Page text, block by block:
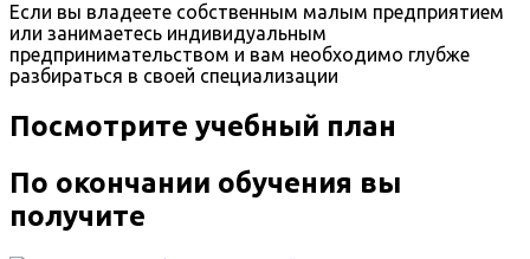
Если вы владеете собственным малым предприятием
или занимаетесь индивидуальным
предпринимательством и вам необходимо глубже
разбираться в своей специализации
Посмотрите учебный план
По окончании обучения вы
получите